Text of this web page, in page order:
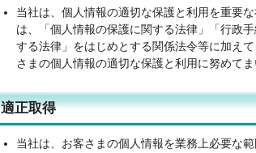
当社は、個人情報の適切な保護と利用を重要
は、「個人情報の保護に関する法律」「行政
する法律」をはじめとする関係法令等に加え
さまの個人情報の適切な保護と利用に努めてま
適正取得
当社は、お客さまの個人情報を業務上必要な